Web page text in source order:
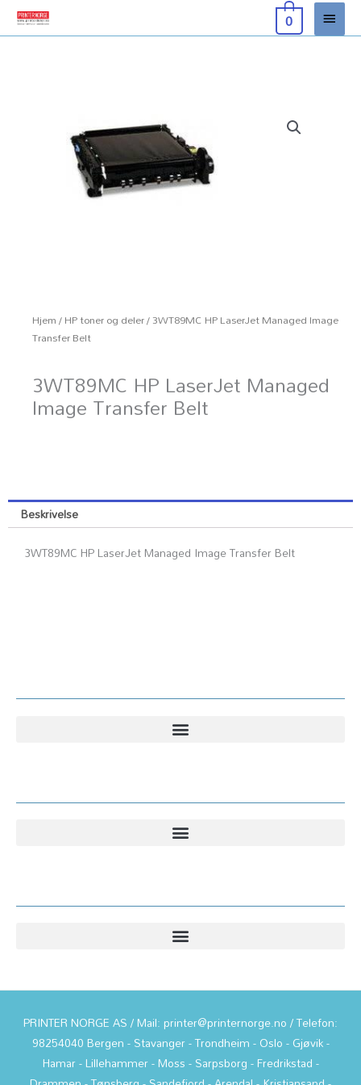
Hopp
rett
til
0
Hjem/HP toner og deler/ 3WT89MC HP LaserJet Managed Image
Transfer Belt
3WT89MC HP LaserJet Managed
Image Transfer Belt
Beskrivelse
3WT89MC HP LaserJet Managed Image Transfer Belt
PRINTER NORGE AS / Mail: printer@printernorge.no / Telefon:
98254040 Bergen - Stavanger - Trondheim - Oslo - Gjøvik -
Hamar - Lillehammer - Moss - Sarpsborg - Fredrikstad -